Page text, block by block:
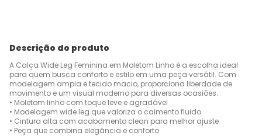
Descrição do produto
A Calça Wide Leg Feminina em Moletom Linho é a escolha ideal
para quem busca conforto e estilo em uma peça versátil. Com
modelagem ampla e tecido macio, proporciona liberdade de
movimento e um visual moderno para diversas ocasiões.
• Moletom linho com toque leve e agradável
• Modelagem wide leg que valoriza o caimento fluido
• Cintura alta com acabamento clean para melhor ajuste
• Peça que combina elegância e conforto